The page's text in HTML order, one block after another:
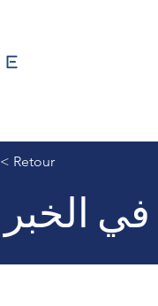
الخبر
< Retour